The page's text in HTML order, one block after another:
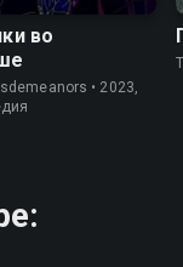
во
• 2023,